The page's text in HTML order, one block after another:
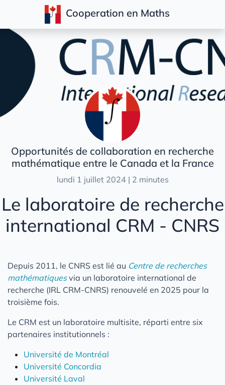
Cooperation en Maths
Articles
Opportunités de collaboration en recherche
mathématique entre le Canada et la France
lundi 1 juillet 2024 | 2 minutes
Le laboratoire de recherche
international CRM - CNRS
Depuis 2011, le CNRS est lié au Centre de recherches
mathématiquesvia un laboratoire international de
recherche (IRL CRM-CNRS) renouvelé en 2025 pour la
troisième fois.
Le CRM est un laboratoire multisite, réparti entre six
partenaires institutionnels :
Université de Montréal
Université Concordia
Université Laval